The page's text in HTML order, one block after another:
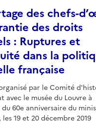
des chefs-
des droits
: Ruptures et
dans la
française
par le Comité
avec le musée du Louvre à
60e anniversaire du
19 et 20 décembre 2019